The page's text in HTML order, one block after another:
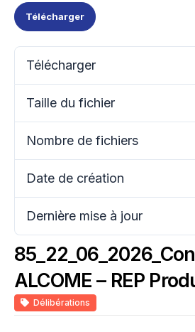
Télécharger
Télécharger
Taille du fichier
Nombre de fichiers
Date de création
Dernière mise à jour
ALCOME – REP
Délibérations